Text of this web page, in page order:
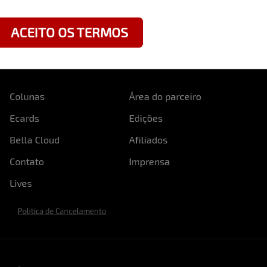
ACEITO OS TERMOS
Colunas
Área do parceiro
Ecards
Edições
Bella Cloud
Afiliados
Contato
Imprensa
Lives
Politica de Cancelamento